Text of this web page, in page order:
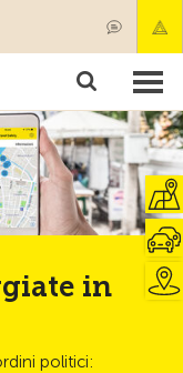
in
politici: